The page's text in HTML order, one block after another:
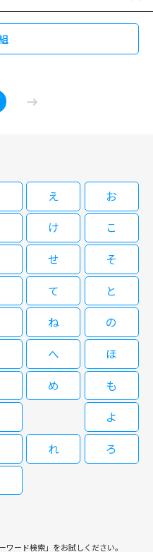
ジャードゥーガル #3
れた幼い少女・シタラは、学者一
ャードゥーガル 4
最強の帝国に嵐を起こす――。 を
少女・シタラは、学者一家の心優
勉強して賢くなれば、どんなに困
のかわかるんだ」―― ファーティマ
れたシタラは、"知"の可能性と大
日にか、ムハンマドに追いつくこ
カンによる地上最強の「モンゴ
その歴史のうねりは、ついにシ
の第四皇子トルイによってすべて
残った“知恵”を駆使して王族に取
意する。 心に復讐の炎を宿しつ
ラはある日、第三皇子オゴタイの
。 彼女もまた壮絶な過去を抱
た。 シタラとドレゲネ。出逢う
運命が大きく動き始める。
ャードゥーガル 4
最強の帝国に嵐を起こす――。 を
少女・シタラは、学者一家の心優
強して賢くなれば、どんなに困
のかわかるんだ」―― ファーティマ
れたシタラは、"知"の可能性と大
クールランブル三学期」(1)
クールランブル三学期」(1)
クールランブル三学期」(1)
え
お
け
こ
せ
そ
て
と
ね
の
へ
ほ
め
も
よ
れ
ろ
ード検索」をお試しください。